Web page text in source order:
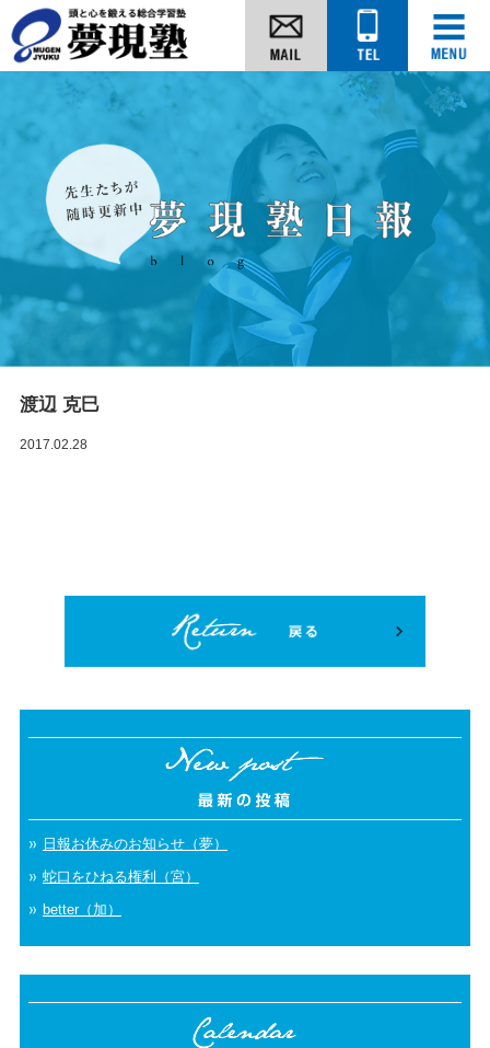
渡辺 克巳
2017.02.28
日報お休みのお知らせ（夢）
蛇口をひねる権利（宮）
better（加）